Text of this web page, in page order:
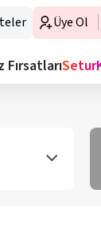
Üye Ol
Fırsatları